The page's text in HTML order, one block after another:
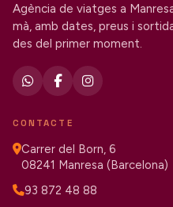
Agència de viatges a
mà, amb dates, preus i
des del primer moment.
CONTACTE
Carrer del Born, 6
08241 Manresa (Barcelona)
93 872 48 88